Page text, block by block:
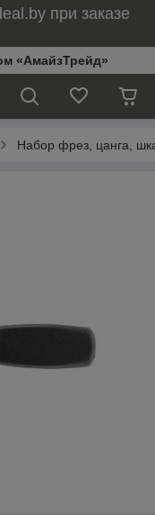
при заказе
«АмайзТрейд»
Набор фрез, цанга,